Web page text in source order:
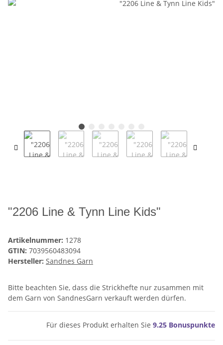
"2206 Line & Tynn Line Kids"
Artikelnummer: 1278
GTIN: 7039560483094
Hersteller: Sandnes Garn
Bitte beachten Sie, dass die Strickhefte nur zusammen mit
dem Garn von SandnesGarn verkauft werden dürfen.
Für dieses Produkt erhalten Sie 9.25 Bonuspunkte